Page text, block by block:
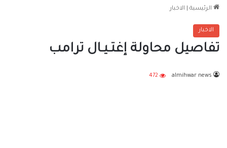
الرئيسية الاخبار
الاخبار
تفاصيل محاولة إغتـيـال ترامب
almihwar news
472